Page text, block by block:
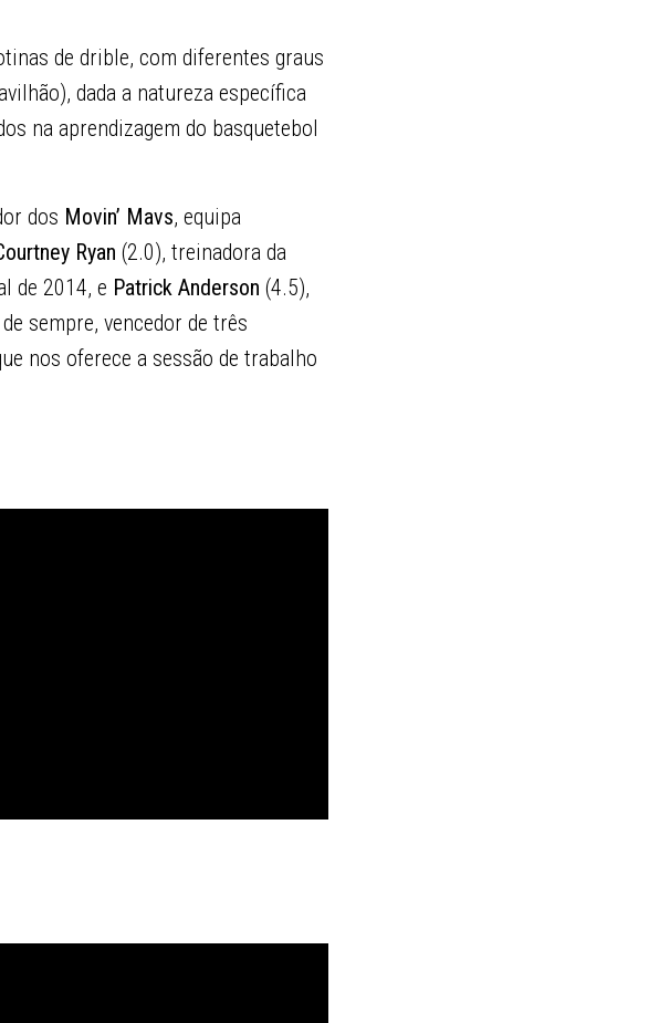
de drible, com diferentes graus
dada a natureza específica
na aprendizagem do basquetebol
dos Movin’ Mavs, equipa
Ryan (2.0), treinadora da
de 2014, e Patrick Anderson (4.5),
sempre, vencedor de três
nos oferece a sessão de trabalho